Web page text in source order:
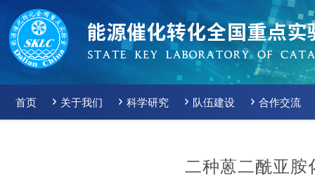
首页 关于我们 科学研究 队伍建设 合作交流
二种蒽二酰亚